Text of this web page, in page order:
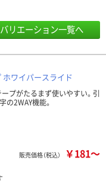
バリエーション一覧へ
ワイパースライド
プがたるまず使いやすい。引
の2WAY機能。
販売価格（税込） ￥181～